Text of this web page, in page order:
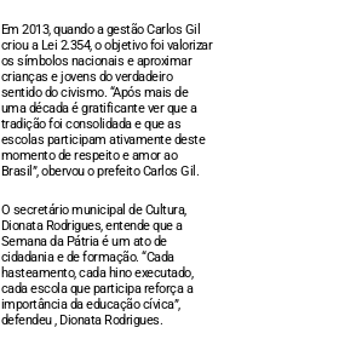
Em 2013, quando a gestão Carlos Gil
criou a Lei 2.354, o objetivo foi valorizar
os símbolos nacionais e aproximar
crianças e jovens do verdadeiro
sentido do civismo. “Após mais de
uma década é gratificante ver que a
tradição foi consolidada e que as
escolas participam ativamente deste
momento de respeito e amor ao
Brasil”, obervou o prefeito Carlos Gil.
O secretário municipal de Cultura,
Dionata Rodrigues, entende que a
Semana da Pátria é um ato de
cidadania e de formação. “Cada
hasteamento, cada hino executado,
cada escola que participa reforça a
importância da educação cívica”,
defendeu , Dionata Rodrigues.